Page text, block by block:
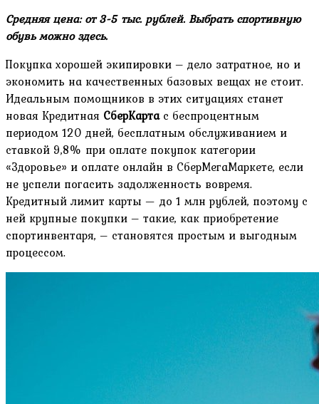
Средняя цена: от 3-5 тыс. рублей. Выбрать спортивную
обувь можно здесь.
Покупка хорошей экипировки – дело затратное, но и
экономить на качественных базовых вещах не стоит.
Идеальным помощников в этих ситуациях станет
новая Кредитная СберКартас беспроцентным
периодом 120 дней, бесплатным обслуживанием и
ставкой 9,8% при оплате покупок категории
«Здоровье» и оплате онлайн в СберМегаМаркете, если
не успели погасить задолженность вовремя.
Кредитный лимит карты — до 1 млн рублей, поэтому с
ней крупные покупки – такие, как приобретение
спортинвентаря, – становятся простым и выгодным
процессом.